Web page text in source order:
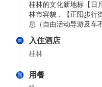
桂林的文化新地标【日
林市容貌，【正阳步行
息（自由活动导游及车
入住酒店
桂林
用餐